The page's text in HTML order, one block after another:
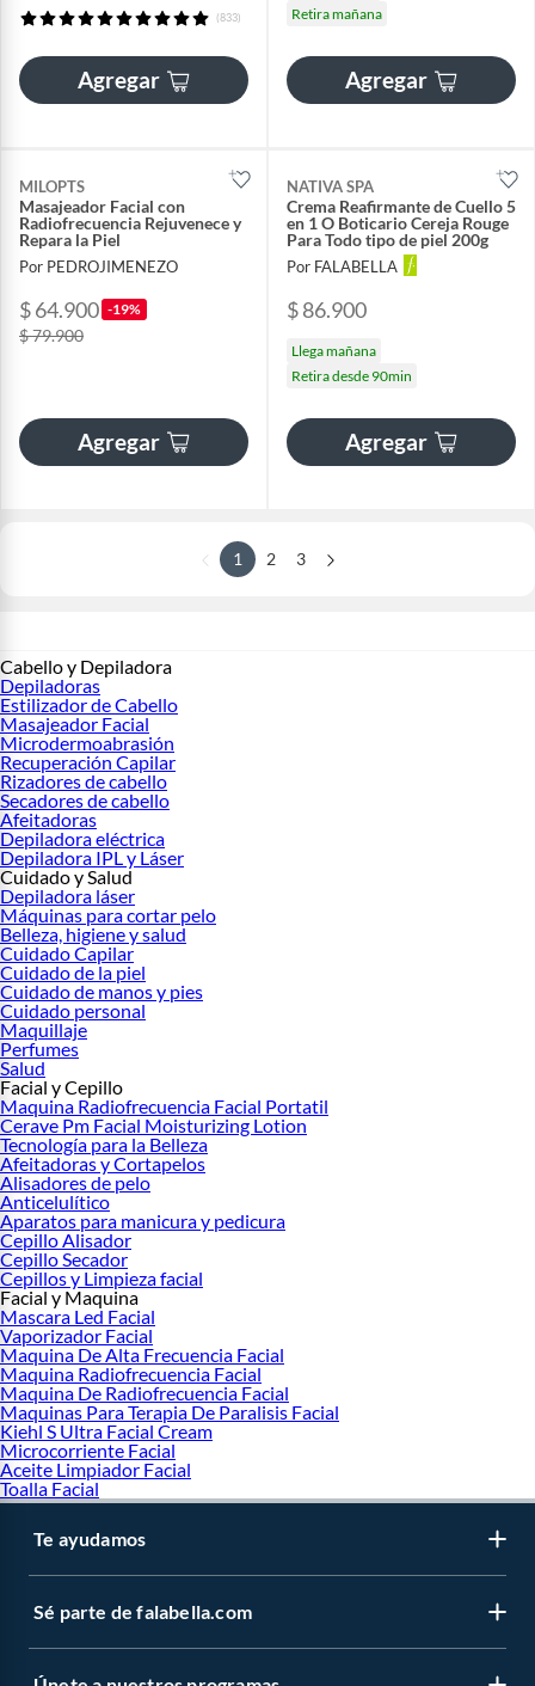
(833)
Agregar
Retira mañana
Agregar
MILOPTS
Masajeador Facial con
Radiofrecuencia Rejuvenece y
Repara la Piel
Por PEDROJIMENEZO
$ 64.900 -19%
$ 79.900
Agregar
NATIVA SPA
Crema Reafirmante de Cuello 5
en 1 O Boticario Cereja Rouge
Para Todo tipo de piel 200g
Por FALABELLA
$ 86.900
Llega mañana
Retira desde 90min
Agregar
1 2 3
Cabello y Depiladora
Depiladoras
Estilizador de Cabello
Masajeador Facial
Microdermoabrasión
Recuperación Capilar
Rizadores de cabello
Secadores de cabello
Afeitadoras
Depiladora eléctrica
Depiladora IPL y Láser
Cuidado y Salud
Depiladora láser
Máquinas para cortar pelo
Belleza, higiene y salud
Cuidado Capilar
Cuidado de la piel
Cuidado de manos y pies
Cuidado personal
Maquillaje
Perfumes
Salud
Facial y Cepillo
Maquina Radiofrecuencia Facial Portatil
Cerave Pm Facial Moisturizing Lotion
Tecnología para la Belleza
Afeitadoras y Cortapelos
Alisadores de pelo
Anticelulítico
Aparatos para manicura y pedicura
Cepillo Alisador
Cepillo Secador
Cepillos y Limpieza facial
Facial y Maquina
Mascara Led Facial
Vaporizador Facial
Maquina De Alta Frecuencia Facial
Maquina Radiofrecuencia Facial
Maquina De Radiofrecuencia Facial
Maquinas Para Terapia De Paralisis Facial
Kiehl S Ultra Facial Cream
Microcorriente Facial
Aceite Limpiador Facial
Toalla Facial
Te ayudamos
Sé parte de falabella.com